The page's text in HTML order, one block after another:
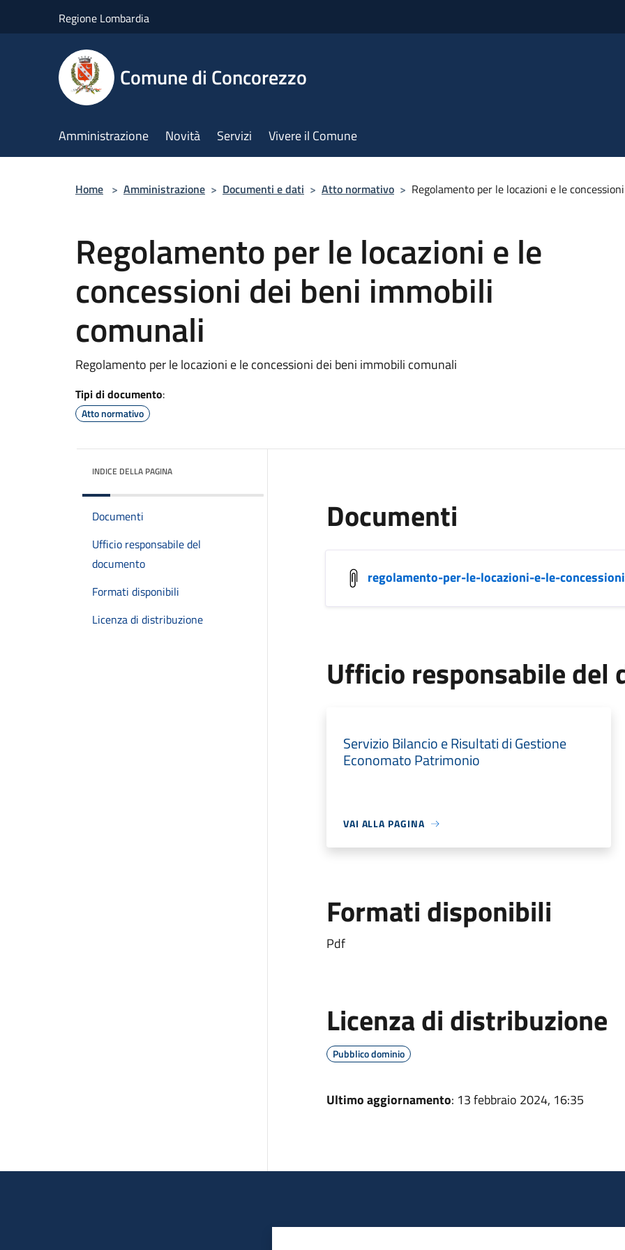
Regione Lombardia
Comune di Concorezzo
Amministrazione Novità Servizi Vivere il Comune
Home > Amministrazione > Documenti e dati > Atto normativo > Regolamento per le locazioni e le
Regolamento per le locazioni e le
concessioni dei beni immobili
comunali
Regolamento per le locazioni e le concessioni dei beni immobili comunali
Tipi di documento:
Atto normativo
INDICE DELLA PAGINA
Documenti
Ufficio responsabile del
documento
Formati disponibili
Licenza di distribuzione
Documenti
regolamento-per-le-locazioni-e-le-
Ufficio responsabile del
Servizio Bilancio e Risultati di Gestione
Economato Patrimonio
VAI ALLA PAGINA
Formati disponibili
Pdf
Licenza di distribuzione
Pubblico dominio
Ultimo aggiornamento: 13 febbraio 2024, 16:35